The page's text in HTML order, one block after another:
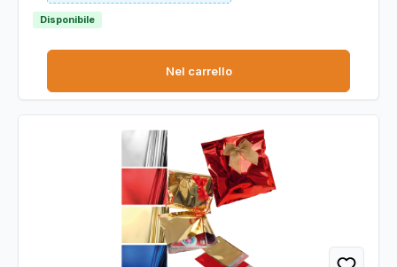
Disponibile
Nel carrello